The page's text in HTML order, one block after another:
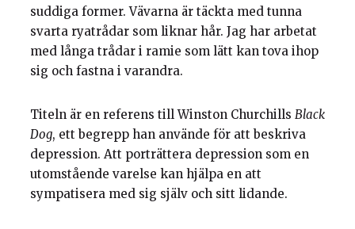
suddiga former. Vävarna är täckta med tunna
svarta ryatrådar som liknar hår. Jag har arbetat
med långa trådar i ramie som lätt kan tova ihop
sig och fastna i varandra.
Titeln är en referens till Winston Churchills Black
Dog, ett begrepp han använde för att beskriva
depression. Att porträttera depression som en
utomstående varelse kan hjälpa en att
sympatisera med sig själv och sitt lidande.